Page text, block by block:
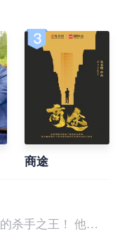
商途
他冷血无情，是令世界闻风丧胆的杀手之王！ 他离开组织，归隐龙海，怎奈树欲静而风不止，各方势力来势汹汹，草莽权贵虎视眈眈，他该如何应对？ 面对一个个人间尤物，相继出现在他的身边，诱惑不断，他是弱水三千，只取一瓢？ “长相不到九十分的女人，都应该被回收！” 陈锋说。